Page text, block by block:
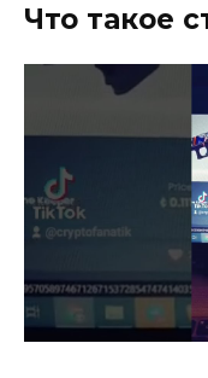
Что такое